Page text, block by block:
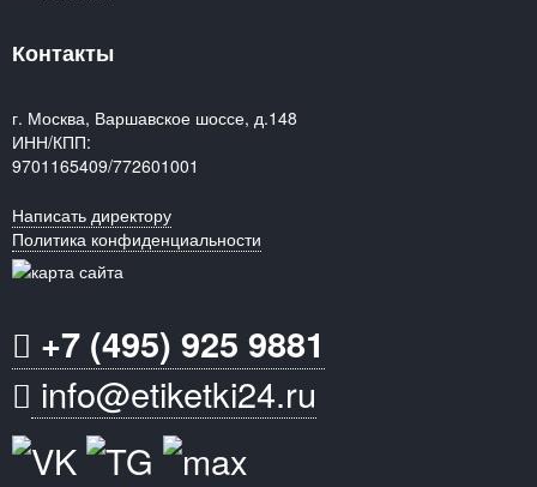
Контакты
г. Москва, Варшавское шоссе, д.148
ИНН/КПП:
9701165409/772601001
Написать директору
Политика конфиденциальности
+7 (495) 925 9881
info@etiketki24.ru